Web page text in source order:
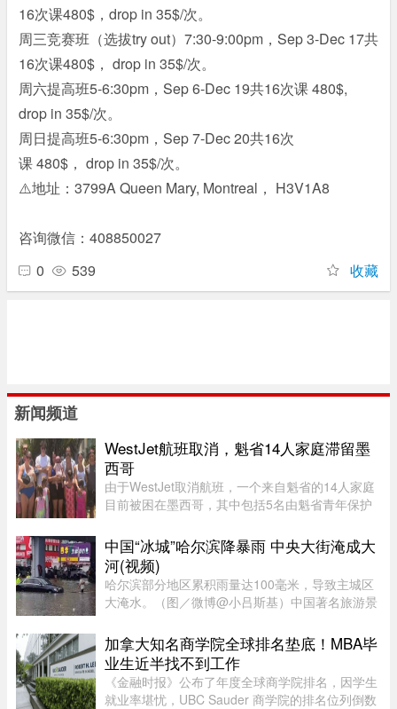
16次课480$，drop in 35$/次。
周三竞赛班（选拔try out）7:30-9:00pm，Sep 3-Dec 17共
16次课480$， drop in 35$/次。
周六提高班5-6:30pm，Sep 6-Dec 19共16次课 480$,
drop in 35$/次。
周日提高班5-6:30pm，Sep 7-Dec 20共16次
课 480$， drop in 35$/次。
⚠️地址：3799A Queen Mary, Montreal， H3V1A8
咨询微信：408850027
0
539 收藏
新闻频道
WestJet航班取消，魁省14人家庭滞留墨
西哥
由于WestJet取消航班，一个来自魁省的14人家庭
目前被困在墨西哥，其中包括5名由魁省青年保护
Josée Pelletier表示，一家人原定周一返程，却在
起飞前数小时收到航班取消 ...
中国“冰城”哈尔滨降暴雨 中央大街淹成大
河(视频)
哈尔滨部分地区累积雨量达100毫米，导致主城区
大淹水。（图／微博@小吕斯基）中国著名旅游景
雨量达100毫米，导致主城区大淹水。游客最爱逛
的中央大街，也积水严重。民众 ...
加拿大知名商学院全球排名垫底！MBA毕
业生近半找不到工作
《金融时报》公布了年度全球商学院排名，因学生
就业率堪忧，UBC Sauder 商学院的排名位列倒数